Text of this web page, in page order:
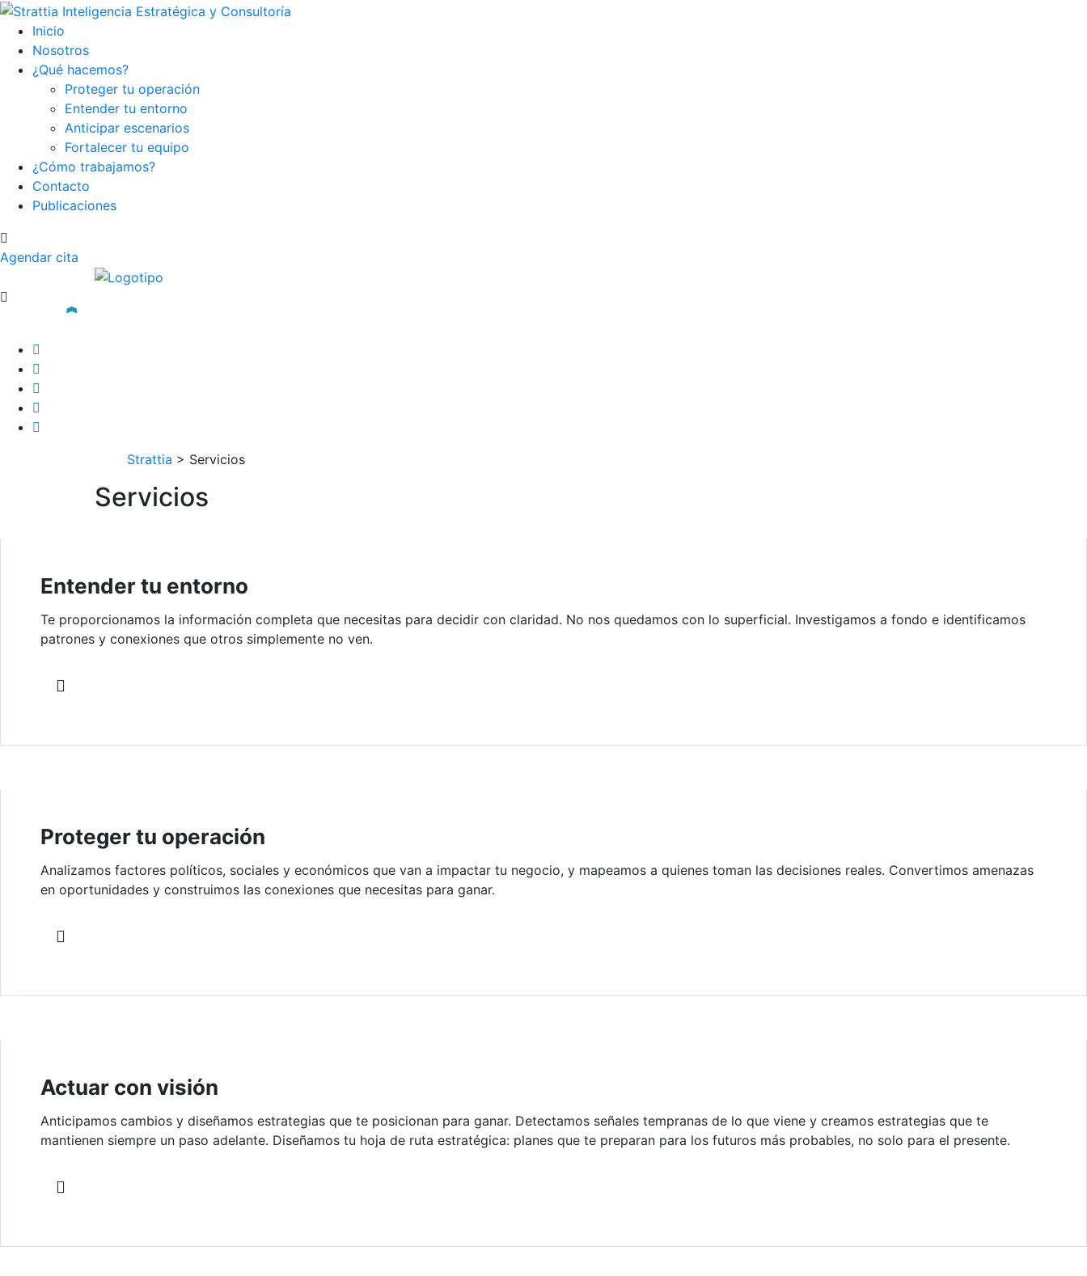
Inicio
Nosotros
¿Qué hacemos?
Proteger tu operación
Entender tu entorno
Anticipar escenarios
Fortalecer tu equipo
¿Cómo trabajamos?
Contacto
Publicaciones
Agendar cita
Strattia > Servicios
Servicios
Entender tu entorno
Te proporcionamos la información completa que necesitas para decidir con claridad. No nos quedamos con lo superficial. Investigamos a fondo e identificamos
patrones y conexiones que otros simplemente no ven.
Proteger tu operación
Analizamos factores políticos, sociales y económicos que van a impactar tu negocio, y mapeamos a quienes toman las decisiones reales. Convertimos amenazas
en oportunidades y construimos las conexiones que necesitas para ganar.
Actuar con visión
Anticipamos cambios y diseñamos estrategias que te posicionan para ganar. Detectamos señales tempranas de lo que viene y creamos estrategias que te
mantienen siempre un paso adelante. Diseñamos tu hoja de ruta estratégica: planes que te preparan para los futuros más probables, no solo para el presente.